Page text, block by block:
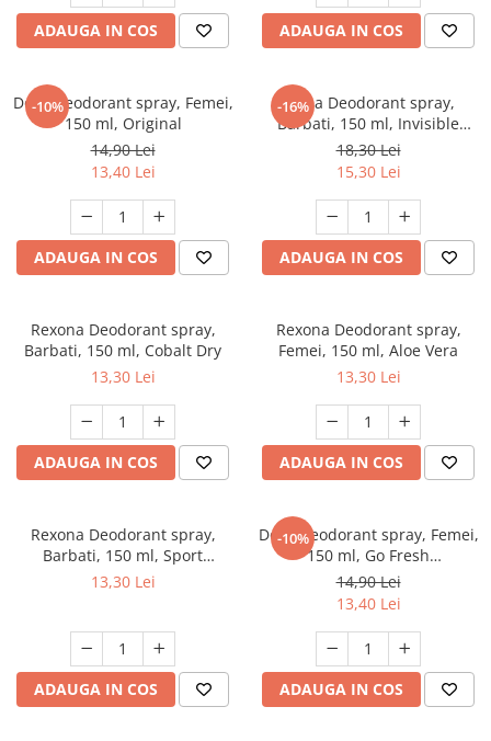
Odorizanți WC
Soluții desfundat țevi
Hârtie igienică
Detergenți diverse suprafețe
Sticlă și ferestre
Covoare și tapițerii
Mobilier
Inox
Dezinfectanți suprafețe
Detergenți pardoseli
Lemn și parchet
Gresie, piatră și granit
Universal
Detergenți rufe
Detergent rufe lichid
Detergent rufe pudră
Balsam de rufe
Soluții anticalcar, igienizante și
întreținere țesături
Odorizanți
Stick
Roll-on
Apă de gură
Pastă de dinți
Produse pentru ras
After Shave
Cremă de ras
Gel de ras
Spumă de ras
Apă micelară
Demachiant
Șervețele demachiante
Îngrijire bebeluși
Șervețele umede
ADAUGA IN COS ADAUGA IN COS
-10%
Dove Deodorant spray, Femei,
150 ml, Original
14,90 Lei
13,40 Lei
ADAUGA IN COS
-16%
Nivea Deodorant spray,
Barbati, 150 ml, Invisible
Black & White Original
18,30 Lei
15,30 Lei
ADAUGA IN COS
Rexona Deodorant spray,
Barbati, 150 ml, Cobalt Dry
13,30 Lei
ADAUGA IN COS
Rexona Deodorant spray,
Femei, 150 ml, Aloe Vera
13,30 Lei
ADAUGA IN COS
Rexona Deodorant spray,
Barbati, 150 ml, Sport
Defence
13,30 Lei
ADAUGA IN COS
-10%
Dove Deodorant spray, Femei,
150 ml, Go Fresh
Pomegranate & Lemon
Verbena
14,90 Lei
13,40 Lei
ADAUGA IN COS